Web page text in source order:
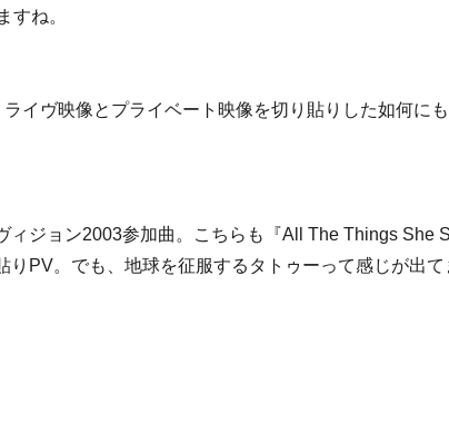
すね。
イヴ映像とプライベート映像を切り貼りした如何に
ィジョン2003参加曲。こちらも『All The Things She
りPV。でも、地球を征服するタトゥーって感じが出て